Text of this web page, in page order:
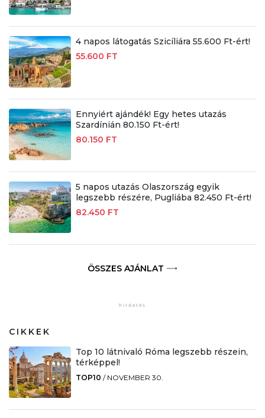
4 napos látogatás Szicíliára 55.600 Ft-ért!
55.600 FT
Ennyiért ajándék! Egy hetes utazás
Szardínián 80.150 Ft-ért!
80.150 FT
5 napos utazás Olaszország egyik
legszebb részére, Pugliába 82.450 Ft-ért!
82.450 FT
ÖSSZES AJÁNLAT
CIKKEK
Top 10 látnivaló Róma legszebb részein,
térképpel!
TOP10 / NOVEMBER 30.